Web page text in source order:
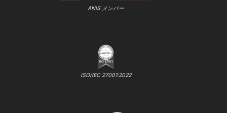
ANIS メンバー
ISO/IEC 27001:2022